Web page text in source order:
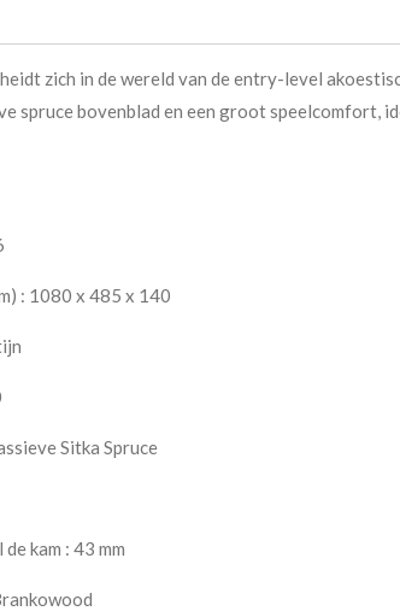
zich in de wereld van de entry-level
spruce bovenblad en een groot speelcomfort,
: 1080 x 485 x 140
Sitka Spruce
kam : 43 mm